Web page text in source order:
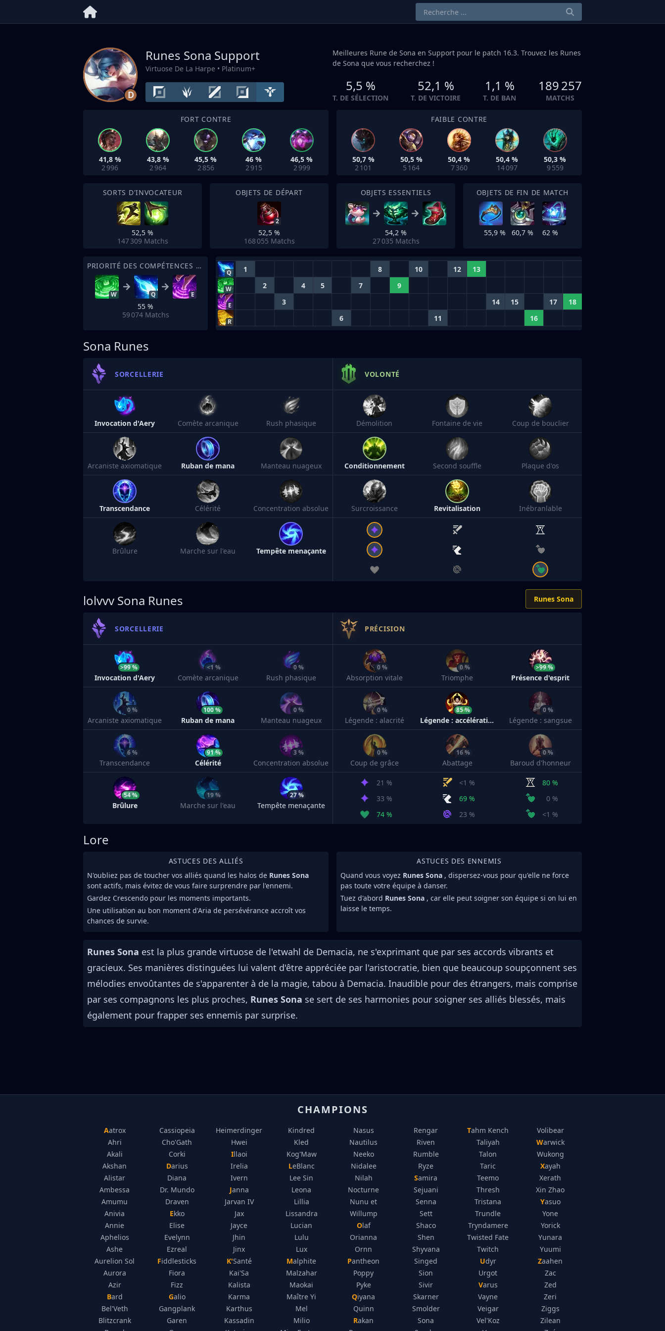
D
Runes Sona Support
Virtuose De La Harpe • Platinum+
Meilleures Rune de Sona en Support pour le patch 16.3. Trouvez les Runes
de Sona que vous recherchez !
5,5 %
T. DE SÉLECTION
52,1 %
T. DE VICTOIRE
1,1 %
T. DE BAN
189 257
MATCHS
FORT CONTRE
41,8 %
2 996
43,8 %
2 964
45,5 %
2 856
46 %
2 915
46,5 %
2 999
FAIBLE CONTRE
50,7 %
2 101
50,5 %
5 164
50,4 %
7 360
50,4 %
14 097
50,3 %
9 559
SORTS D'INVOCATEUR
52,5 %
147 309 Matchs
OBJETS DE DÉPART
2
52,5 %
168 055 Matchs
OBJETS ESSENTIELS
54,2 %
27 035 Matchs
OBJETS DE FIN DE MATCH
55,9 % 60,7 % 62 %
PRIORITÉ DES COMPÉTENCES DE SORT
W Q E
55 %
59 074 Matchs
Q 1 8 10 12 13
W 2 4 5 7 9
E 3 14 15 17 18
R 6 11 16
Sona Runes
SORCELLERIE
Invocation d'Aery Comète arcanique Rush phasique
Arcaniste axiomatique Ruban de mana Manteau nuageux
Transcendance Célérité Concentration absolue
Brûlure Marche sur l'eau Tempête menaçante
VOLONTÉ
Démolition Fontaine de vie Coup de bouclier
Conditionnement Second souffle Plaque d'os
Surcroissance Revitalisation Inébranlable
lolvvv Sona Runes Runes Sona
SORCELLERIE
>99 %
Invocation d'Aery
<1 %
Comète arcanique
0 %
Rush phasique
0 %
Arcaniste axiomatique
100 %
Ruban de mana
0 %
Manteau nuageux
6 %
Transcendance
91 %
Célérité
3 %
Concentration absolue
54 %
Brûlure
19 %
Marche sur l'eau
27 %
Tempête menaçante
PRÉCISION
0 %
Absorption vitale
0 %
Triomphe
>99 %
Présence d'esprit
0 %
Légende : alacrité
85 %
Légende : accélération
0 %
Légende : sangsue
0 %
Coup de grâce
16 %
Abattage
0 %
Baroud d'honneur
21 % <1 %
80 %
33 %
69 %
0 %
74 %
23 % <1 %
Lore
ASTUCES DES ALLIÉS
N'oubliez pas de toucher vos alliés quand les halos de Runes Sona
sont actifs, mais évitez de vous faire surprendre par l'ennemi.
Gardez Crescendo pour les moments importants.
Une utilisation au bon moment d'Aria de persévérance accroît vos
chances de survie.
ASTUCES DES ENNEMIS
Quand vous voyez Runes Sona , dispersez-vous pour qu'elle ne force
pas toute votre équipe à danser.
Tuez d'abord Runes Sona , car elle peut soigner son équipe si on lui en
laisse le temps.
Runes Sona est la plus grande virtuose de l'etwahl de Demacia, ne s'exprimant que par ses accords vibrants et
gracieux. Ses manières distinguées lui valent d'être appréciée par l'aristocratie, bien que beaucoup soupçonnent ses
mélodies envoûtantes de s'apparenter à de la magie, tabou à Demacia. Inaudible pour des étrangers, mais comprise
par ses compagnons les plus proches, Runes Sona se sert de ses harmonies pour soigner ses alliés blessés, mais
également pour frapper ses ennemis par surprise.
CHAMPIONS
Aatrox
Ahri
Akali
Akshan
Alistar
Ambessa
Amumu
Anivia
Annie
Aphelios
Ashe
Aurelion Sol
Aurora
Azir
Bard
Bel'Veth
Blitzcrank
Cassiopeia
Cho'Gath
Corki
Darius
Diana
Dr. Mundo
Draven
Ekko
Elise
Evelynn
Ezreal
Fiddlesticks
Fiora
Fizz
Galio
Gangplank
Garen
Heimerdinger
Hwei
Illaoi
Irelia
Ivern
Janna
Jarvan IV
Jax
Jayce
Jhin
Jinx
K'Santé
Kai'Sa
Kalista
Karma
Karthus
Kassadin
Kindred
Kled
Kog'Maw
LeBlanc
Lee Sin
Leona
Lillia
Lissandra
Lucian
Lulu
Lux
Malphite
Malzahar
Maokai
Maître Yi
Mel
Milio
Nasus
Nautilus
Neeko
Nidalee
Nilah
Nocturne
Nunu et
Willump
Olaf
Orianna
Ornn
Pantheon
Poppy
Pyke
Qiyana
Quinn
Rakan
Rengar
Riven
Rumble
Ryze
Samira
Sejuani
Senna
Sett
Shaco
Shen
Shyvana
Singed
Sion
Sivir
Skarner
Smolder
Sona
Tahm Kench
Taliyah
Talon
Taric
Teemo
Thresh
Tristana
Trundle
Tryndamere
Twisted Fate
Twitch
Udyr
Urgot
Varus
Vayne
Veigar
Vel'Koz
Volibear
Warwick
Wukong
Xayah
Xerath
Xin Zhao
Yasuo
Yone
Yorick
Yunara
Yuumi
Zaahen
Zac
Zed
Zeri
Ziggs
Zilean